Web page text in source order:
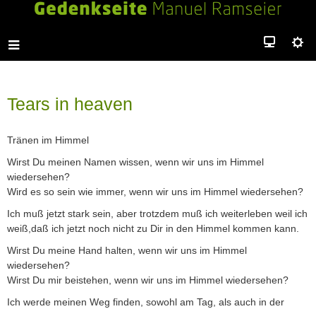
Tears in heaven
Tränen im Himmel
Wirst Du meinen Namen wissen, wenn wir uns im Himmel
wiedersehen?
Wird es so sein wie immer, wenn wir uns im Himmel wiedersehen?
Ich muß jetzt stark sein, aber trotzdem muß ich weiterleben weil ich
weiß,daß ich jetzt noch nicht zu Dir in den Himmel kommen kann.
Wirst Du meine Hand halten, wenn wir uns im Himmel
wiedersehen?
Wirst Du mir beistehen, wenn wir uns im Himmel wiedersehen?
Ich werde meinen Weg finden, sowohl am Tag, als auch in der